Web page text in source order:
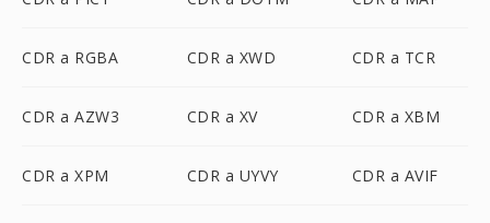
CDR a RGBA CDR a XWD CDR a TCR
CDR a AZW3 CDR a XV CDR a XBM
CDR a XPM CDR a UYVY CDR a AVIF